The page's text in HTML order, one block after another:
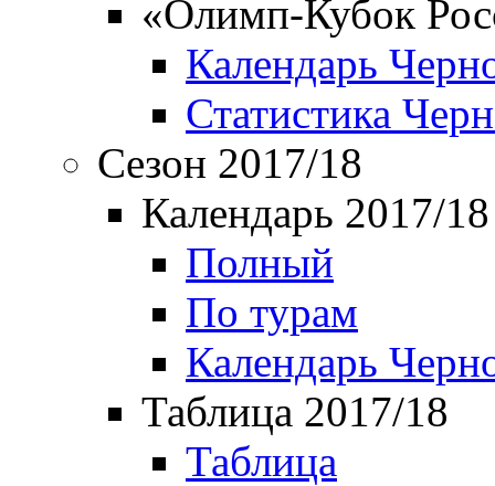
«Олимп-Кубок
Календарь
Статистика
Сезон 2017/18
Календарь 2017/18
Полный
По турам
Календарь
Таблица 2017/18
Таблица